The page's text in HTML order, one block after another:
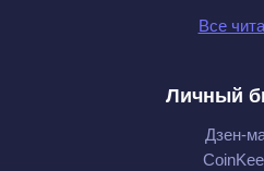
Все
Личный
Дзен-